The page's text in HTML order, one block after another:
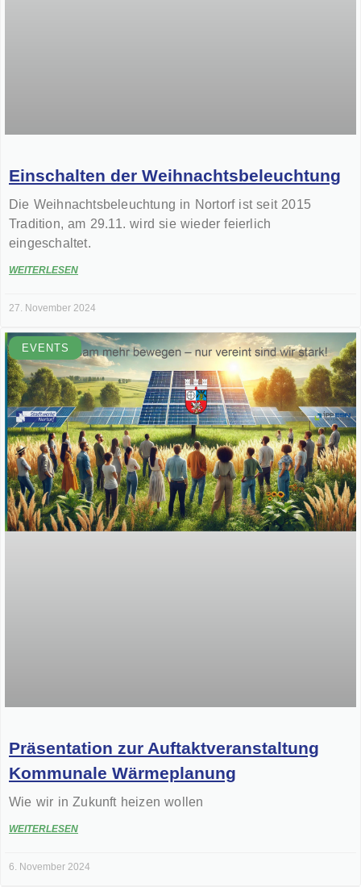
Einschalten der Weihnachtsbeleuchtung
Die Weihnachtsbeleuchtung in Nortorf ist seit 2015
Tradition, am 29.11. wird sie wieder feierlich
eingeschaltet.
WEITERLESEN
27. November 2024
EVENTS
Präsentation zur Auftaktveranstaltung
Kommunale Wärmeplanung
Wie wir in Zukunft heizen wollen
WEITERLESEN
6. November 2024